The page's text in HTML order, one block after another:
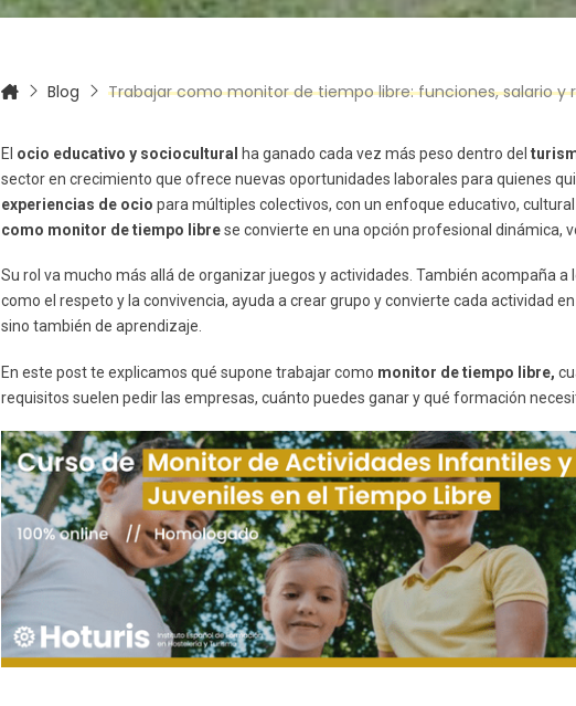
Blog Trabajar como monitor de tiempo libre: funciones, salario y
El ocio educativo y sociocultural ha ganado cada vez más peso dentro del
sector en crecimiento que ofrece nuevas oportunidades laborales para quienes
experiencias de ocio para múltiples colectivos, con un enfoque educativo,
como monitor de tiempo librese convierte en una opción profesional dinámica,
Su rol va mucho más allá de organizar juegos y actividades. También acompaña
como el respeto y la convivencia, ayuda a crear grupo y convierte cada actividad
sino también de aprendizaje.
En este post te explicamos qué supone trabajar como monitor de tiempo libre,
requisitos suelen pedir las empresas, cuánto puedes ganar y qué formación